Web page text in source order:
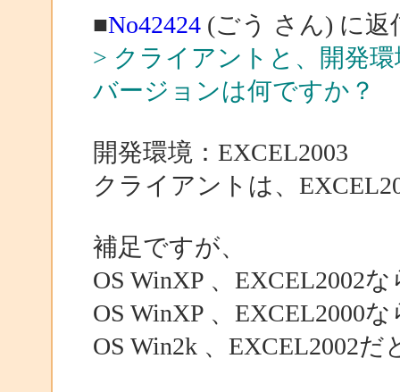
■No42424(ごう さん) に返
> クライアントと、開発
バージョンは何ですか？
開発環境：EXCEL2003
クライアントは、
補足ですが、
OS WinXP 、EXCEL2002
OS WinXP 、EXCEL2000
OS Win2k 、EXCEL2002